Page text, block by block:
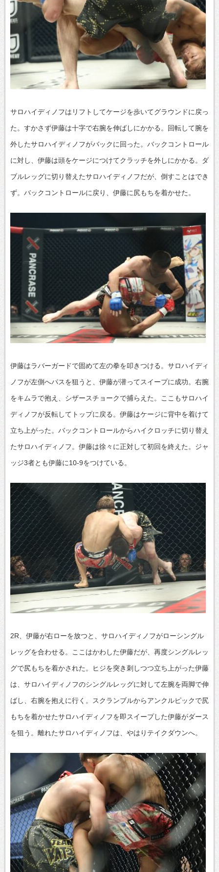
サロハイディノフはリフトしてケージを歩いてグラウンドに戻っ
た。すかさず伊藤は十字で右腕を伸ばしにかかる。回転して腕を
外したサロハイディノフがバックに回った。バックコントロール
に対し、伊藤は頭をケージにつけてクラッチを外しにかかる。ダ
ブルレッグに切り替えたサロハイディノフだが、倒すことはでき
ず。バックコントロールに戻り、伊藤に尻もちを着かせた。
伊藤はラバーガードで固めて左の拳を叩きつける。サロハイディ
ノフが左側へパスを狙うと、伊藤が潜ってスイープに成功。右腕
をキムラで抱え、シザースチョークで捕らえた。ここもサロハイ
ディノフが反転してトップに戻る。伊藤はケージに背中を着けて
立ち上がった。バックコントロールからハイクロッチに切り替え
たサロハイディノフ。伊藤は徐々に正対して初回を終えた。ジャ
ッジ3者とも伊藤に10-9をつけている。
2R、伊藤が右ローを放つと、サロハイディノフがローシングル
レッグを合わせる。ここはかわした伊藤だが、再度シングルレッ
グで尻もちを着かされた。ヒジを突き刺しつつ立ち上がった伊藤
は、サロハイディノフのシングルレッグに対して左腕を両脚で伸
ばし、右腕を抱えに行く。スクランブルからアンクルピックで尻
もちを着かせたサロハイディノフを即スイープした伊藤がダース
を狙う。離れたサロハイディノフは、やはりテイクダウンへ。